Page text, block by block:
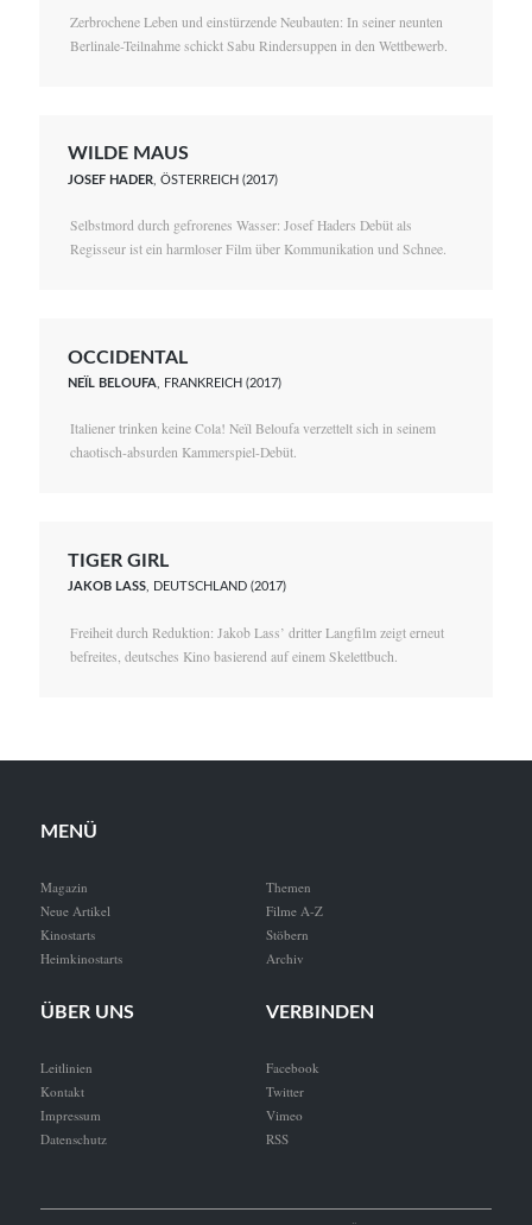
Zerbrochene Leben und einstürzende Neubauten: In seiner neunten
Berlinale-Teilnahme schickt Sabu Rindersuppen in den Wettbewerb.
WILDE MAUS
JOSEF HADER , ÖSTERREICH (2017)
Selbstmord durch gefrorenes Wasser: Josef Haders Debüt als
Regisseur ist ein harmloser Film über Kommunikation und Schnee.
OCCIDENTAL
NEÏL BELOUFA , FRANKREICH (2017)
Italiener trinken keine Cola! Neïl Beloufa verzettelt sich in seinem
chaotisch-absurden Kammerspiel-Debüt.
TIGER GIRL
JAKOB LASS, DEUTSCHLAND (2017)
Freiheit durch Reduktion: Jakob Lass’ dritter Langfilm zeigt erneut
befreites, deutsches Kino basierend auf einem Skelettbuch.
MENÜ
Magazin
Neue Artikel
Kinostarts
Heimkinostarts
Themen
Filme A-Z
Stöbern
Archiv
ÜBER UNS
Leitlinien
Kontakt
Impressum
Datenschutz
VERBINDEN
Facebook
Twitter
Vimeo
RSS